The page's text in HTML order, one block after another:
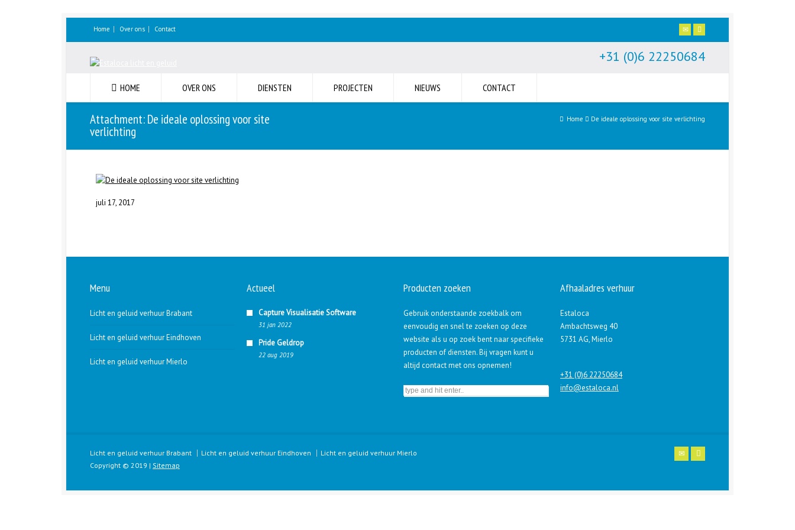
Home Over ons Contact
+31 (0)6 22250684
HOME OVER ONS DIENSTEN PROJECTEN NIEUWS CONTACT
Attachment: De ideale oplossing voor site
verlichting
Home De ideale oplossing voor site verlichting
juli 17, 2017
Menu
Licht en geluid verhuur Brabant
Licht en geluid verhuur Eindhoven
Licht en geluid verhuur Mierlo
Actueel
Capture Visualisatie Software
31 jan 2022
Pride Geldrop
22 aug 2019
Producten zoeken
Gebruik onderstaande zoekbalk om
eenvoudig en snel te zoeken op deze
website als u op zoek bent naar specifieke
producten of diensten. Bij vragen kunt u
altijd contact met ons opnemen!
Afhaaladres verhuur
Estaloca
Ambachtsweg 40
5731 AG, Mierlo
+31 (0)6 22250684
info@estaloca.nl
Licht en geluid verhuur Brabant Licht en geluid verhuur Eindhoven
Licht en geluid verhuur Mierlo
Copyright © 2019 | Sitemap